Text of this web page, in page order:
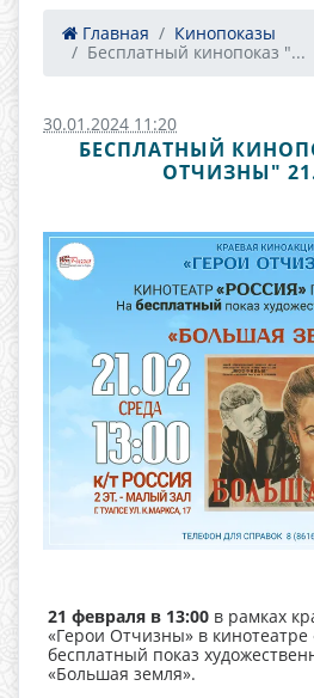
Главная
Кинопоказы
Бесплатный кинопоказ "...
30.01.2024 11:20
БЕСПЛАТНЫЙ
ОТЧИЗНЫ"
21 февраля в 13:00 в рамках
«Герои Отчизны» в кинотеатре
бесплатный показ
«Большая земля».